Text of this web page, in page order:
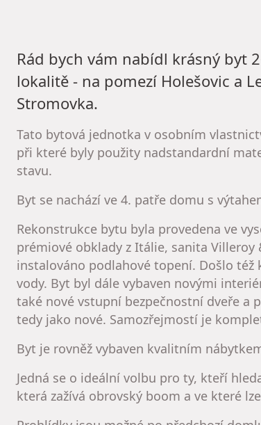
Rád bych vám nabídl krásný byt
lokalitě - na pomezí Holešovic a
Stromovka.
Tato bytová jednotka v osobním
při které byly použity nadstandardní
stavu.
Byt se nachází ve 4. patře domu s
Rekonstrukce bytu byla provedena ve
prémiové obklady z Itálie, sanita
instalováno podlahové topení. Došlo
vody. Byt byl dále vybaven novými
také nové vstupní bezpečnostní dveře a
tedy jako nové. Samozřejmostí je
Byt je rovněž vybaven kvalitním
Jedná se o ideální volbu pro ty, kteří
která zažívá obrovský boom a ve které